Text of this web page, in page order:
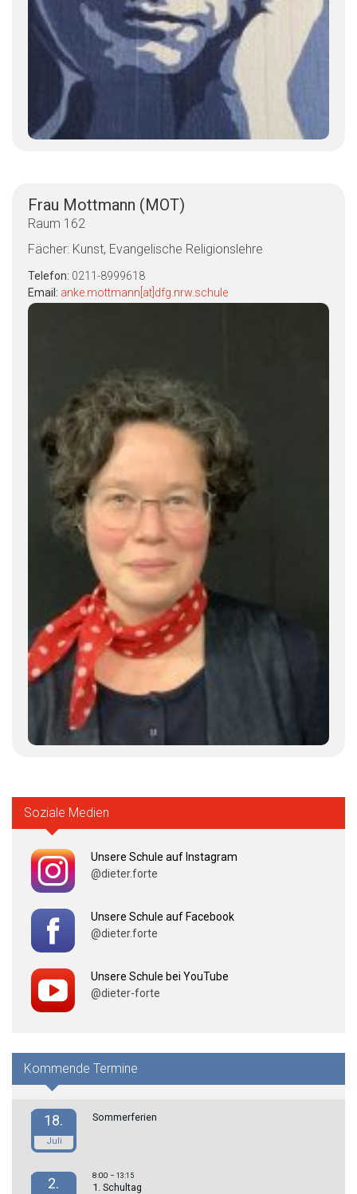
Frau Mottmann (MOT)
Raum 162
Fächer: Kunst, Evangelische Religionslehre
Telefon: 0211-8999618
Email: anke.mottmann[at]dfg.nrw.schule
Soziale Medien
Unsere Schule auf Instagram
@dieter.forte
Unsere Schule auf Facebook
@dieter.forte
Unsere Schule bei YouTube
@dieter-forte
Kommende Termine
18.
Juli
Sommerferien
2. 8:00– 13:15
1. Schultag